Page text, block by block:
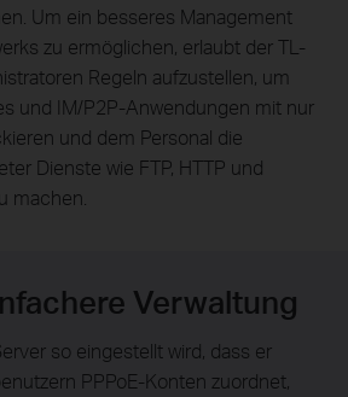
Um ein besseres Management
zu ermöglichen, erlaubt der TL-
Regeln aufzustellen, um
und IM/P2P-Anwendungen mit nur
und dem Personal die
Dienste wie FTP, HTTP und
machen.
Verwaltung
so eingestellt wird, dass er
PPPoE-Konten zuordnet,